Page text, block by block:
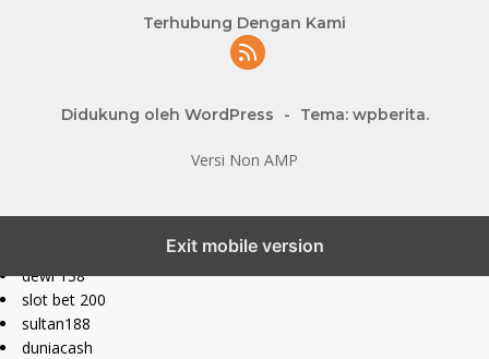
Terhubung Dengan Kami
Didukung oleh WordPress - Tema: wpberita.
Versi Non AMP
Exit mobile version
dewi 138
slot bet 200
sultan188
duniacash